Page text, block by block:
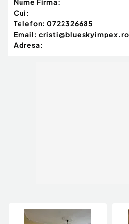
Nume Firma:
Cui:
Telefon: 0722326685
Email: cristi@blueskyimpex.ro
Adresa: